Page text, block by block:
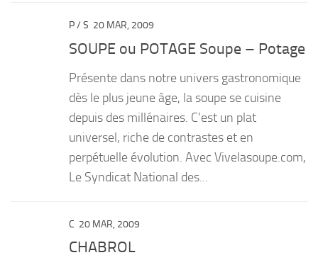
P/S 20 MAR, 2009
SOUPE ou POTAGE Soupe – Potage
Présente dans notre univers gastronomique
dès le plus jeune âge, la soupe se cuisine
depuis des millénaires. C’est un plat
universel, riche de contrastes et en
perpétuelle évolution. Avec Vivelasoupe.com,
Le Syndicat National des...
C 20 MAR, 2009
CHABROL